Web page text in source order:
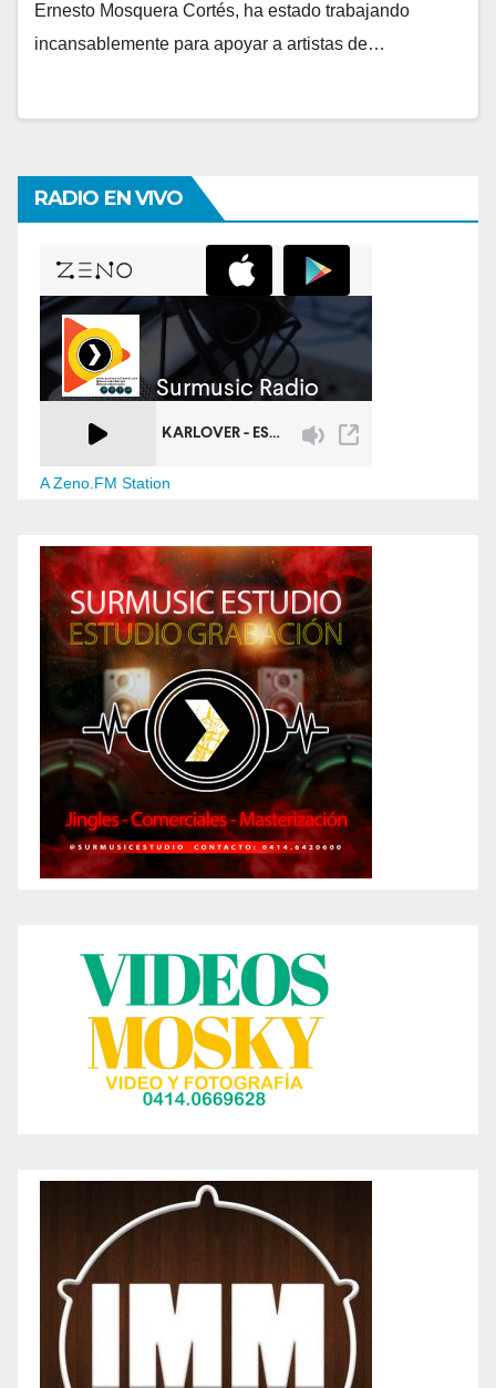
Ernesto Mosquera Cortés, ha estado trabajando
incansablemente para apoyar a artistas de…
RADIO EN VIVO
A Zeno.FM Station